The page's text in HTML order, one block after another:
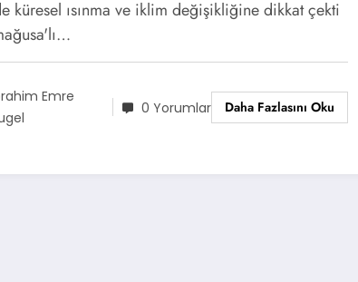
küresel ısınma ve iklim değişikliğine dikkat çekti
Emre
0 Yorumlar Daha Fazlasını Oku